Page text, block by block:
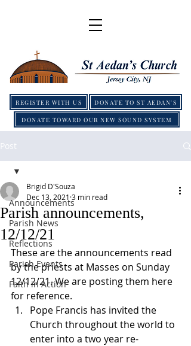
REGISTER WITH US DONATE TO ST AEDAN'S
DONATE TOWARD OUR NEW SOUND SYSTEM
Post
Announcements
Parish News
Reflections
Parish Events
Faith in Action
Parish announcements,
12/12/21
Brigid D'Souza
Dec 13, 2021 3 min read
These are the announcements read
by the priests at Masses on Sunday
12/12/21. We are posting them here
for reference.
Pope Francis has invited the
Church throughout the world to
enter into a two year re-